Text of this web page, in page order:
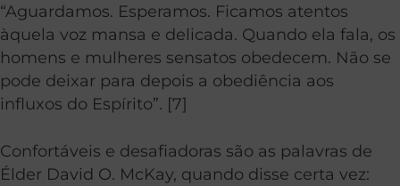
“Aguardamos. Esperamos. Ficamos atentos
àquela voz mansa e delicada. Quando ela fala, os
homens e mulheres sensatos obedecem. Não se
pode deixar para depois a obediência aos
influxos do Espírito”. [7]
Confortáveis e desafiadoras são as palavras de
Élder David O. McKay, quando disse certa vez: